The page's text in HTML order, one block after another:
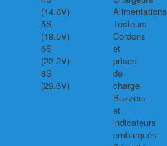
(14.8V)
5S
(18.5V)
6S
(22.2V)
8S
(29.6V)
Alimentations
Testeurs
Cordons
et
prises
de
charge
Buzzers
et
indicateurs
embarqués